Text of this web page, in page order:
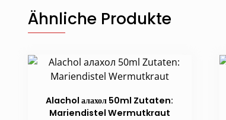
Ähnliche Produkte
Alachol алахол 50ml Zutaten:
Mariendistel Wermutkraut